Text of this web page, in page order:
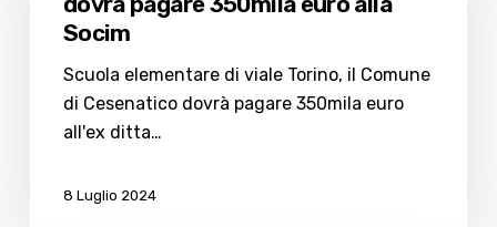
Comune
dovrà
pagare
350mila
Socim
Scuola elementare di viale Torino, il Comune
di Cesenatico dovrà pagare 350mila euro
all'ex ditta…
8 Luglio 2024